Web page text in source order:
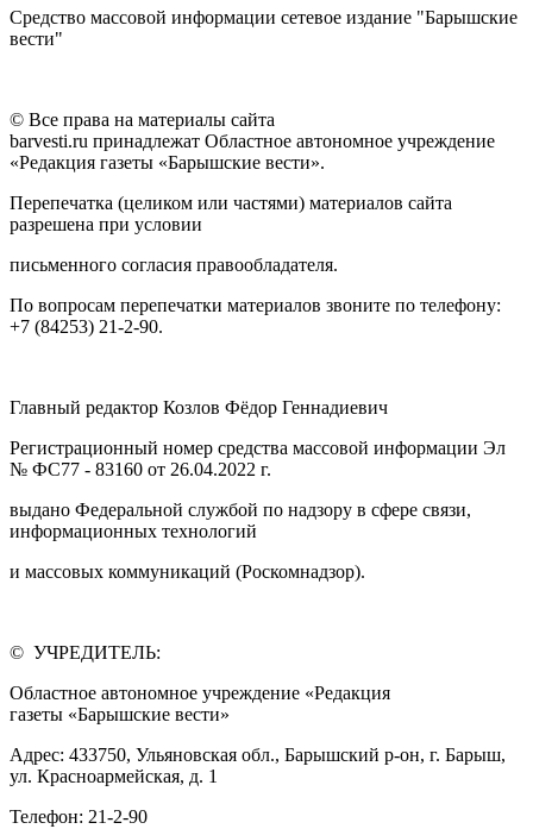
Средство массовой информации сетевое издание "Барышские
вести"
© Все права на материалы сайта
barvesti.ru принадлежат Областное автономное учреждение
«Редакция газеты «Барышские вести».
Перепечатка (целиком или частями) материалов сайта
разрешена при условии
письменного согласия правообладателя.
По вопросам перепечатки материалов звоните по телефону:
+7 (84253) 21-2-90.
Главный редактор Козлов Фёдор Геннадиевич
Регистрационный номер средства массовой информации Эл
№ ФС77 - 83160 от 26.04.2022 г.
выдано Федеральной службой по надзору в сфере связи,
информационных технологий
и массовых коммуникаций (Роскомнадзор).
© УЧРЕДИТЕЛЬ:
Областное автономное учреждение «Редакция
газеты «Барышские вести»
Адрес: 433750, Ульяновская обл., Барышский р-он, г. Барыш,
ул. Красноармейская, д. 1
Телефон: 21-2-90